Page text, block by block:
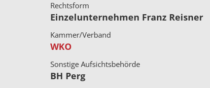
Rechtsform
Einzelunternehmen Franz Reisner
Kammer/Verband
WKO
Sonstige Aufsichtsbehörde
BH Perg